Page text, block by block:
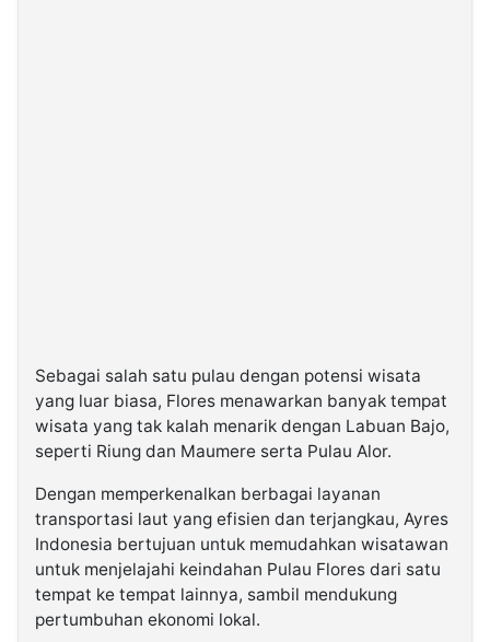
Sebagai salah satu pulau dengan potensi wisata
yang luar biasa, Flores menawarkan banyak tempat
wisata yang tak kalah menarik dengan Labuan Bajo,
seperti Riung dan Maumere serta Pulau Alor.
Dengan memperkenalkan berbagai layanan
transportasi laut yang efisien dan terjangkau, Ayres
Indonesia bertujuan untuk memudahkan wisatawan
untuk menjelajahi keindahan Pulau Flores dari satu
tempat ke tempat lainnya, sambil mendukung
pertumbuhan ekonomi lokal.